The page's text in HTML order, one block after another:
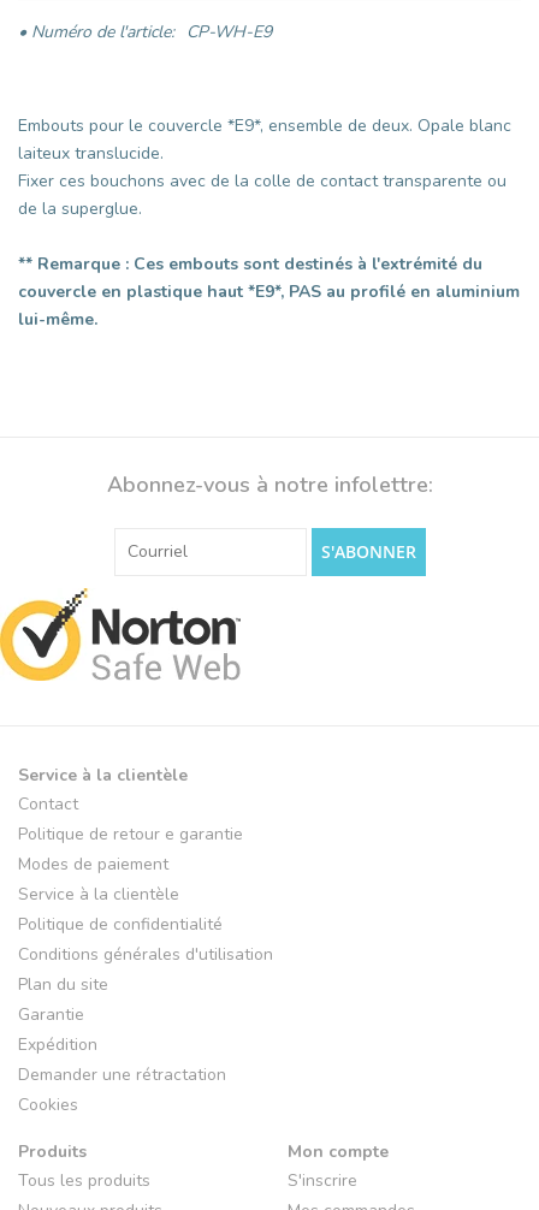
• Numéro de l'article: CP-WH-E9
Embouts pour le couvercle *E9*, ensemble de deux. Opale blanc
laiteux translucide.
Fixer ces bouchons avec de la colle de contact transparente ou
de la superglue.
** Remarque : Ces embouts sont destinés à l'extrémité du
couvercle en plastique haut *E9*, PAS au profilé en aluminium
lui-même.
Abonnez-vous à notre infolettre:
S'ABONNER
Service à la clientèle
Contact
Politique de retour e garantie
Modes de paiement
Service à la clientèle
Politique de confidentialité
Conditions générales d'utilisation
Plan du site
Garantie
Expédition
Demander une rétractation
Cookies
Produits
Tous les produits
Mon compte
S'inscrire